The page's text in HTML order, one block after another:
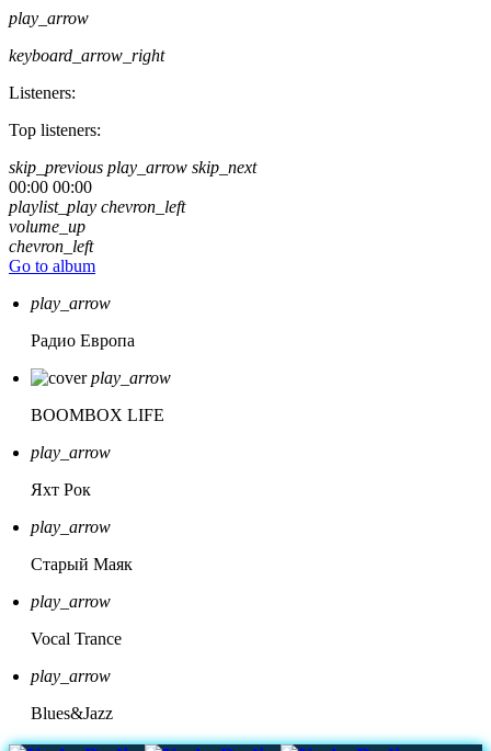
play_arrow
keyboard_arrow_right
Listeners:
Top listeners:
skip_previous play_arrow skip_next
00:00 00:00
playlist_play chevron_left
volume_up
chevron_left
Go to album
play_arrow
Радио Европа
play_arrow
BOOMBOX LIFE
play_arrow
Яхт Рок
play_arrow
Старый Маяк
play_arrow
Vocal Trance
play_arrow
Blues&Jazz